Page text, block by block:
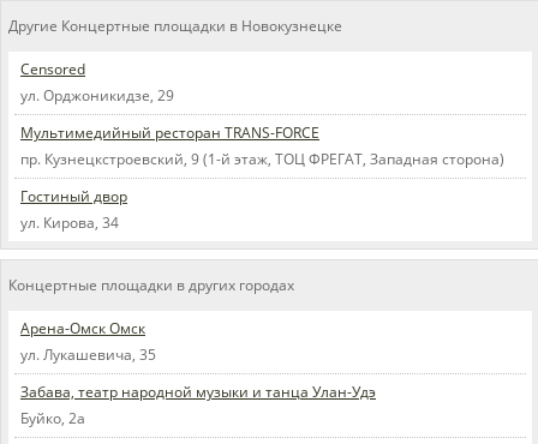
пїЅпїЅпїЅ пїЅпїЅпїЅпїЅпїЅпїЅ
пїЅпїЅпїЅпїЅпїЅ
пїЅпїЅпїЅпїЅпїЅпїЅпїЅпїЅпїЅпїЅ
Другие Концертные площадки в Новокузнецке
Censored
ул. Орджоникидзе, 29
Мультимедийный ресторан TRANS-FORCE
пр. Кузнецкстроевский, 9 (1-й этаж, ТОЦ ФРЕГАТ, Западная сторона)
Гостиный двор
ул. Кирова, 34
Концертные площадки в других городах
Арена-Омск Омск
ул. Лукашевича, 35
Забава, театр народной музыки и танца Улан-Удэ
Буйко, 2а